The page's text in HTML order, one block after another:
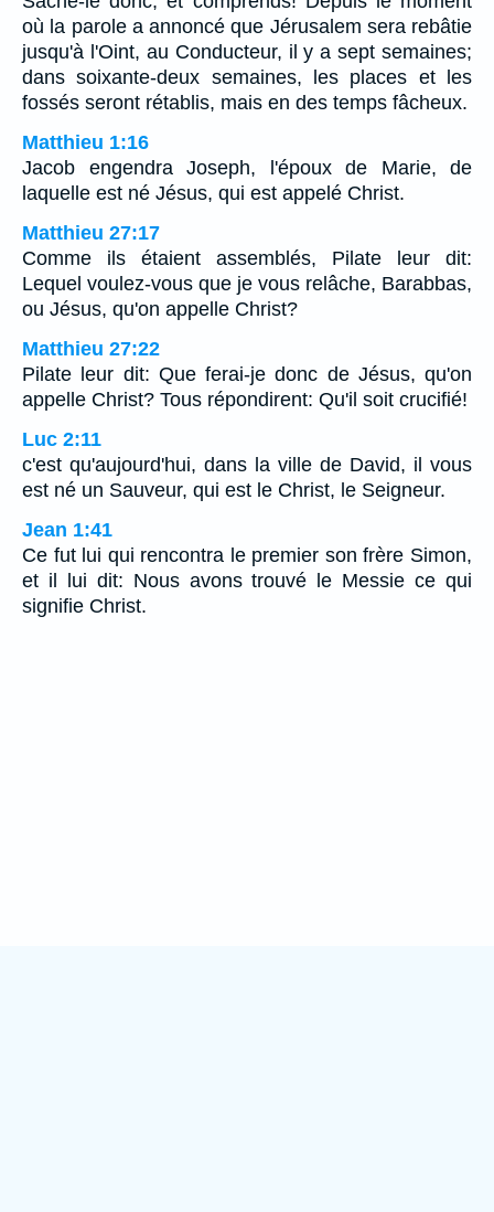
où la parole a annoncé que Jérusalem sera rebâtie
jusqu'à l'Oint, au Conducteur, il y a sept semaines;
dans soixante-deux semaines, les places et les
fossés seront rétablis, mais en des temps fâcheux.
Matthieu 1:16
Jacob engendra Joseph, l'époux de Marie, de
laquelle est né Jésus, qui est appelé Christ.
Matthieu 27:17
Comme ils étaient assemblés, Pilate leur dit:
Lequel voulez-vous que je vous relâche, Barabbas,
ou Jésus, qu'on appelle Christ?
Matthieu 27:22
Pilate leur dit: Que ferai-je donc de Jésus, qu'on
appelle Christ? Tous répondirent: Qu'il soit crucifié!
Luc 2:11
c'est qu'aujourd'hui, dans la ville de David, il vous
est né un Sauveur, qui est le Christ, le Seigneur.
Jean 1:41
Ce fut lui qui rencontra le premier son frère Simon,
et il lui dit: Nous avons trouvé le Messie ce qui
signifie Christ.